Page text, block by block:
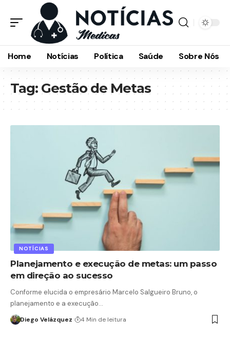
Home Notícias Política Saúde Sobre Nós
Tag: Gestão de Metas
NOTÍCIAS
Planejamento e execução de metas: um passo
em direção ao sucesso
Conforme elucida o empresário Marcelo Salgueiro Bruno, o
planejamento e a execução…
Diego Velázquez 4 Min de leitura